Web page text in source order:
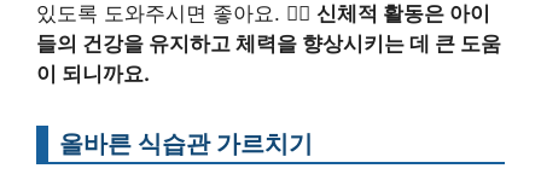
있도록 도와주시면 좋아요. 🏃‍♂️ 신체적 활동은 아이
들의 건강을 유지하고 체력을 향상시키는 데 큰 도움
이 되니까요.
올바른 식습관 가르치기